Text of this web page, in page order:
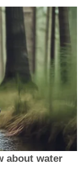
about water